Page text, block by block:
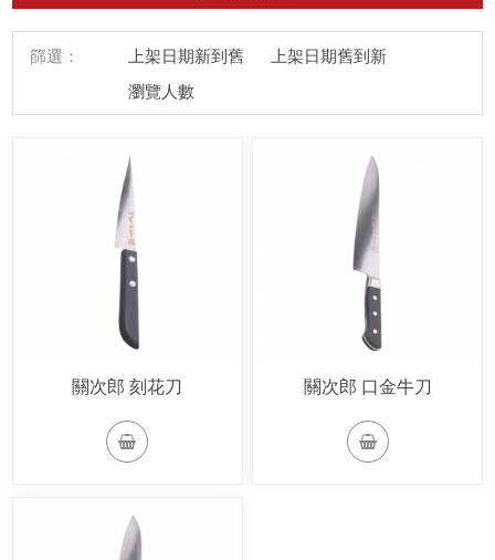
篩選： 上架日期新到舊
上架日期舊到新
瀏覽人數
關次郎 刻花刀 關次郎 口金牛刀